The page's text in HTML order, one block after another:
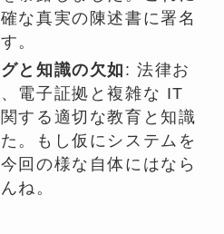
な真実の陳述書に署名
。
と知識の欠如 : 法律お
電子証拠と複雑な IT
する適切な教育と知識
。もし仮にシステムを
回の様な自体にはなら
ね。